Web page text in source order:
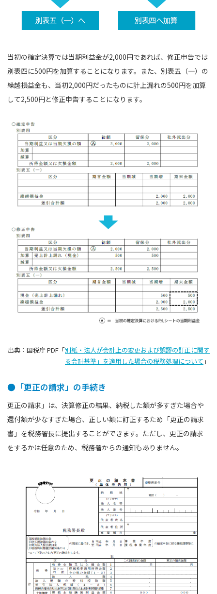
当初の確定決算では当期利益金が2,000円であれば、修正申告では
別表四に500円を加算することになります。また、別表五（一）の
繰越損益金も、当初2,000円だったものに計上漏れの500円を加算
して2,500円と修正申告することになります。
出典：国税庁 PDF「別紙・法人が会計上の変更および誤謬の訂正に関す
る会計基準」を適用した場合の税務処理について 」
●「更正の請求」の手続き
更正の請求」は、決算修正の結果、納税した額が多すぎた場合や
還付額が少なすぎた場合、正しい額に訂正するため「更正の請求
書」を税務署⻑に提出することができます。ただし、更正の請求
をするかは任意のため、税務署からの通知もありません。